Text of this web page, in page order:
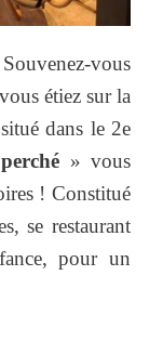
vous
étiez sur la
dans le 2e
» vous
! Constitué
se restaurant
pour un